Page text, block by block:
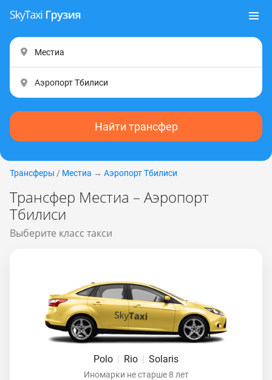
Найти трансфер
Трансферы / Местиа → Аэропорт Тбилиси
Трансфер Местиа – Аэропорт
Тбилиси
Выберите класс такси
Polo | Rio | Solaris
Иномарки не старше 8 лет